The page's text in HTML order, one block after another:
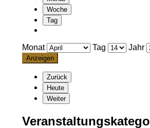
Woche
Tag
Monat Tag Jahr
Zurück
Heute
Weiter